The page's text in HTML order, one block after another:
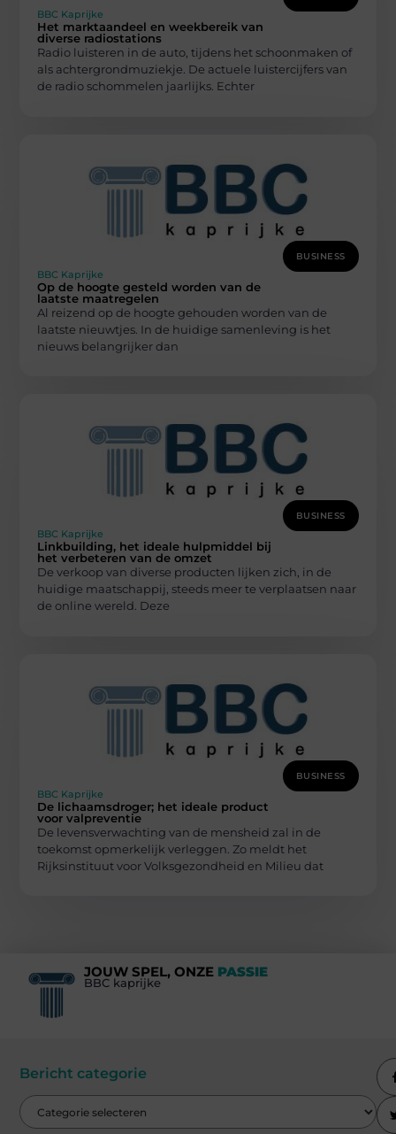
BBC Kaprijke
Het marktaandeel en weekbereik van
diverse radiostations
Radio luisteren in de auto, tijdens het schoonmaken of
als achtergrondmuziekje. De actuele luistercijfers van
de radio schommelen jaarlijks. Echter
BUSINESS
BBC Kaprijke
Op de hoogte gesteld worden van de
laatste maatregelen
Al reizend op de hoogte gehouden worden van de
laatste nieuwtjes. In de huidige samenleving is het
nieuws belangrijker dan
BUSINESS
BBC Kaprijke
Linkbuilding, het ideale hulpmiddel bij
het verbeteren van de omzet
De verkoop van diverse producten lijken zich, in de
huidige maatschappij, steeds meer te verplaatsen naar
de online wereld. Deze
BUSINESS
BBC Kaprijke
De lichaamsdroger; het ideale product
voor valpreventie
De levensverwachting van de mensheid zal in de
toekomst opmerkelijk verleggen. Zo meldt het
Rijksinstituut voor Volksgezondheid en Milieu dat
JOUW SPEL, ONZE PASSIE
BBC kaprijke
Bericht categorie